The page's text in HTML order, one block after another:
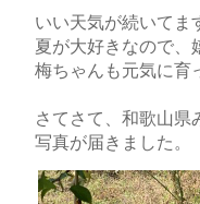
いい天気が続いて
夏が大好きなので、
梅ちゃんも元気に
さてさて、和歌山県
写真が届きました。